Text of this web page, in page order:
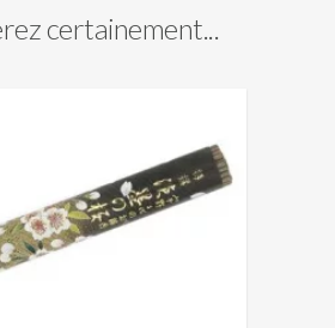
certainement...